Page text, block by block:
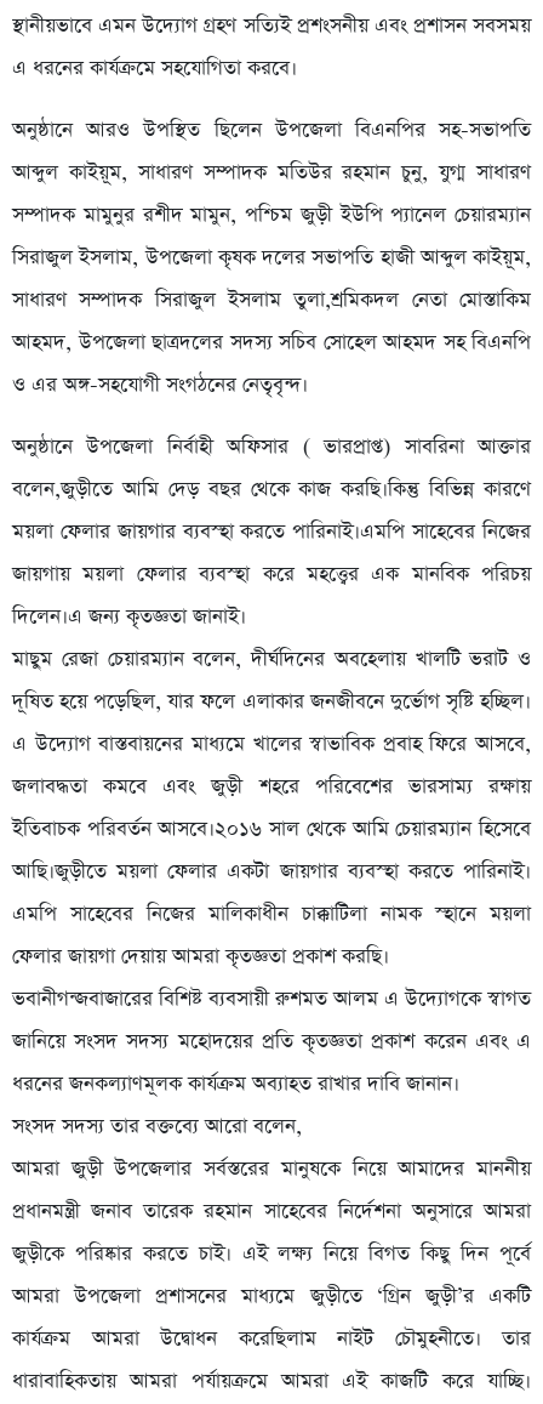
স্থানীয়ভাবে এমন উদ্যোগ গ্রহণ সত্যিই প্রশংসনীয় এবং প্রশাসন সবসময়
এ ধরনের কার্যক্রমে সহযোগিতা করবে।
অনুষ্ঠানে আরও উপস্থিত ছিলেন উপজেলা বিএনপির সহ-সভাপতি
আব্দুল কাইয়ূম, সাধারণ সম্পাদক মতিউর রহমান চুনু, যুগ্ম সাধারণ
সম্পাদক মামুনুর রশীদ মামুন, পশ্চিম জুড়ী ইউপি প্যানেল চেয়ারম্যান
সিরাজুল ইসলাম, উপজেলা কৃষক দলের সভাপতি হাজী আব্দুল কাইয়ূম,
সাধারণ সম্পাদক সিরাজুল ইসলাম তুলা,শ্রমিকদল নেতা মোস্তাকিম
আহমদ, উপজেলা ছাত্রদলের সদস্য সচিব সোহেল আহমদ সহ বিএনপি
ও এর অঙ্গ-সহযোগী সংগঠনের নেতৃবৃন্দ।
অনুষ্ঠানে উপজেলা নির্বাহী অফিসার ( ভারপ্রাপ্ত) সাবরিনা আক্তার
বলেন,জুড়ীতে আমি দেড় বছর থেকে কাজ করছি।কিন্তু বিভিন্ন কারণে
ময়লা ফেলার জায়গার ব্যবস্হা করতে পারিনাই।এমপি সাহেবের নিজের
জায়গায় ময়লা ফেলার ব্যবস্হা করে মহত্ত্বের এক মানবিক পরিচয়
দিলেন।এ জন্য কৃতজ্ঞতা জানাই।
মাছুম রেজা চেয়ারম্যান বলেন, দীর্ঘদিনের অবহেলায় খালটি ভরাট ও
দূষিত হয়ে পড়েছিল, যার ফলে এলাকার জনজীবনে দুর্ভোগ সৃষ্টি হচ্ছিল।
এ উদ্যোগ বাস্তবায়নের মাধ্যমে খালের স্বাভাবিক প্রবাহ ফিরে আসবে,
জলাবদ্ধতা কমবে এবং জুড়ী শহরে পরিবেশের ভারসাম্য রক্ষায়
ইতিবাচক পরিবর্তন আসবে।২০১৬ সাল থেকে আমি চেয়ারম্যান হিসেবে
আছি।জুড়ীতে ময়লা ফেলার একটা জায়গার ব্যবস্হা করতে পারিনাই।
এমপি সাহেবের নিজের মালিকাধীন চাক্কাটিলা নামক স্হানে ময়লা
ফেলার জায়গা দেয়ায় আমরা কৃতজ্ঞতা প্রকাশ করছি।
ভবানীগন্জবাজারের বিশিষ্ট ব্যবসায়ী রুশমত আলম এ উদ্যোগকে স্বাগত
জানিয়ে সংসদ সদস্য মহোদয়ের প্রতি কৃতজ্ঞতা প্রকাশ করেন এবং এ
ধরনের জনকল্যাণমূলক কার্যক্রম অব্যাহত রাখার দাবি জানান।
সংসদ সদস্য তার বক্তব্যে আরো বলেন,
​​আমরা জুড়ী উপজেলার সর্বস্তরের মানুষকে নিয়ে আমাদের মাননীয়
প্রধানমন্ত্রী জনাব তারেক রহমান সাহেবের নির্দেশনা অনুসারে আমরা
জুড়ীকে পরিষ্কার করতে চাই। এই লক্ষ্য নিয়ে বিগত কিছু দিন পূর্বে
আমরা উপজেলা প্রশাসনের মাধ্যমে জুড়ীতে ‘গ্রিন জুড়ী’র একটি
কার্যক্রম আমরা উদ্বোধন করেছিলাম নাইট চৌমুহনীতে। তার
ধারাবাহিকতায় আমরা পর্যায়ক্রমে আমরা এই কাজটি করে যাচ্ছি।